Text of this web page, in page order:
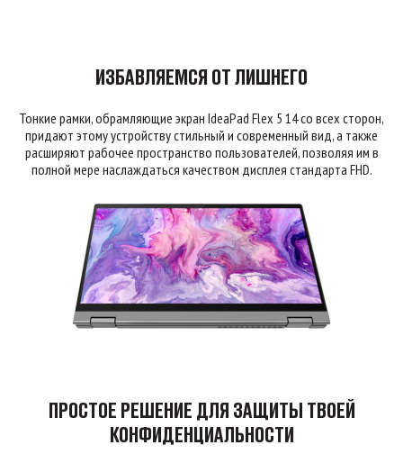
ИЗБАВЛЯЕМСЯ ОТ ЛИШНЕГО
Тонкие рамки, обрамляющие экран IdeaPad Flex 5 14 со всех сторон,
придают этому устройству стильный и современный вид, а также
расширяют рабочее пространство пользователей, позволяя им в
полной мере наслаждаться качеством дисплея стандарта FHD.
ПРОСТОЕ РЕШЕНИЕ ДЛЯ ЗАЩИТЫ ТВОЕЙ
КОНФИДЕНЦИАЛЬНОСТИ